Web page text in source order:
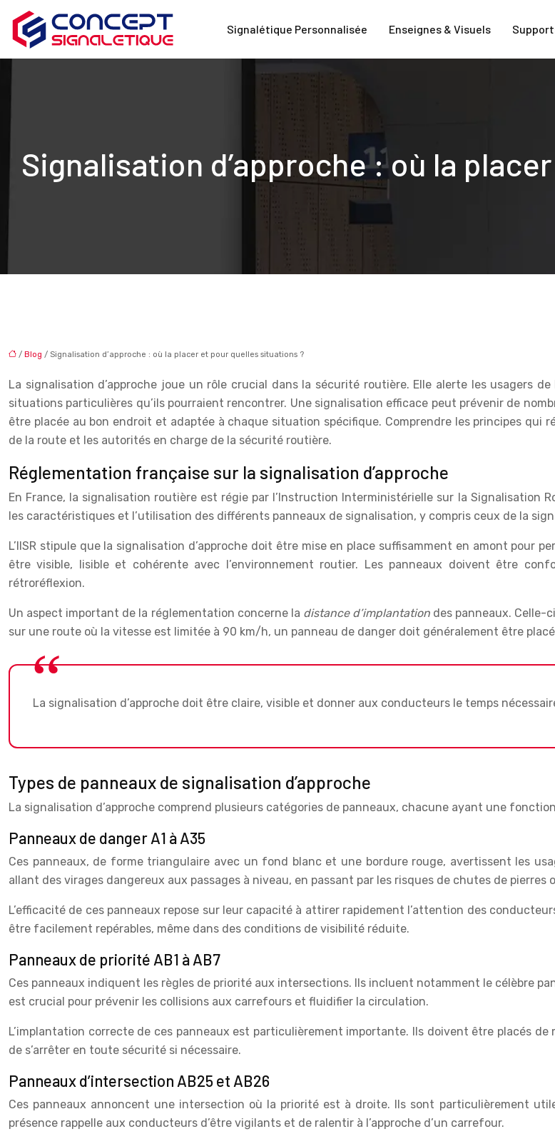
Signalétique Personnalisée Enseignes & Visuels
Signalisation d’approche : où la
/ Blog / Signalisation d’approche : où la placer et pour quelles situations ?
La signalisation d’approche joue un rôle crucial dans la sécurité routière. Elle alerte les usagers
situations particulières qu’ils pourraient rencontrer. Une signalisation efficace peut prévenir de
être placée au bon endroit et adaptée à chaque situation spécifique. Comprendre les principes
de la route et les autorités en charge de la sécurité routière.
Réglementation française sur la signalisation d’approche
En France, la signalisation routière est régie par l’Instruction Interministérielle sur la Signalisation
les caractéristiques et l’utilisation des différents panneaux de signalisation, y compris ceux de la
L’IISR stipule que la signalisation d’approche doit être mise en place suffisamment en amont pour
être visible, lisible et cohérente avec l’environnement routier. Les panneaux doivent être
rétroréflexion.
Un aspect important de la réglementation concerne la distance d’implantation des panneaux. Celle-
sur une route où la vitesse est limitée à 90 km/h, un panneau de danger doit généralement être
La signalisation d’approche doit être claire, visible et donner aux conducteurs le temps
Types de panneaux de signalisation d’approche
La signalisation d’approche comprend plusieurs catégories de panneaux, chacune ayant une
Panneaux de danger A1 à A35
Ces panneaux, de forme triangulaire avec un fond blanc et une bordure rouge, avertissent les
allant des virages dangereux aux passages à niveau, en passant par les risques de chutes de pierres
L’efficacité de ces panneaux repose sur leur capacité à attirer rapidement l’attention des
être facilement repérables, même dans des conditions de visibilité réduite.
Panneaux de priorité AB1 à AB7
Ces panneaux indiquent les règles de priorité aux intersections. Ils incluent notamment le célèbre
est crucial pour prévenir les collisions aux carrefours et fluidifier la circulation.
L’implantation correcte de ces panneaux est particulièrement importante. Ils doivent être placés
de s’arrêter en toute sécurité si nécessaire.
Panneaux d’intersection AB25 et AB26
Ces panneaux annoncent une intersection où la priorité est à droite. Ils sont particulièrement
présence rappelle aux conducteurs d’être vigilants et de ralentir à l’approche d’un carrefour.